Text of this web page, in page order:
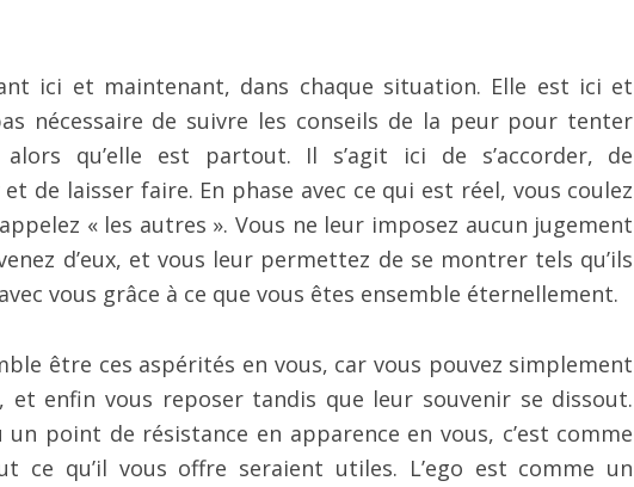
ici et maintenant, dans chaque situation. Elle est ici et
nécessaire de suivre les conseils de la peur pour tenter
qu’elle est partout. Il s’agit ici de s’accorder, de
de laisser faire. En phase avec ce qui est réel, vous coulez
« les autres ». Vous ne leur imposez aucun jugement
d’eux, et vous leur permettez de se montrer tels qu’ils
vous grâce à ce que vous êtes ensemble éternellement.
être ces aspérités en vous, car vous pouvez simplement
enfin vous reposer tandis que leur souvenir se dissout.
point de résistance en apparence en vous, c’est comme
ce qu’il vous offre seraient utiles. L’ego est comme un